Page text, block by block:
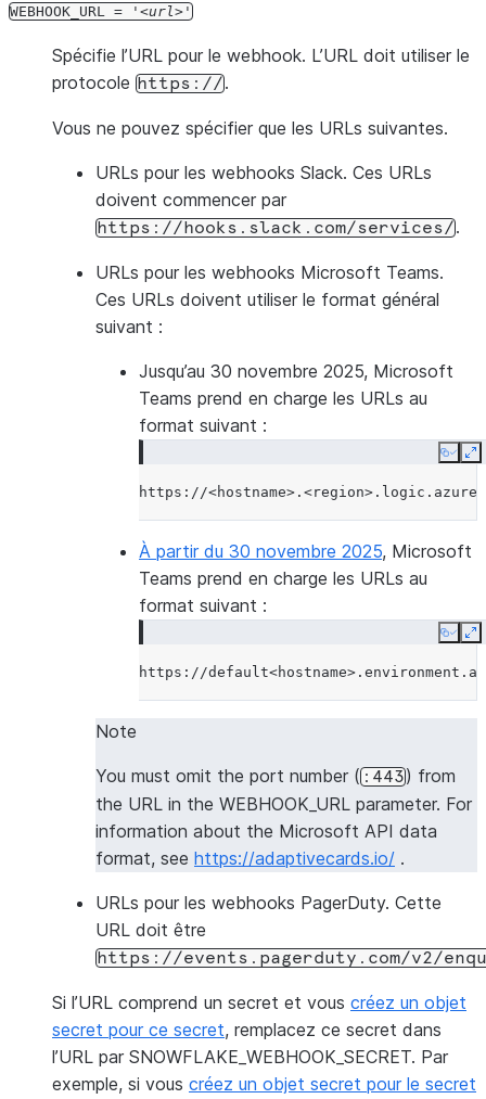
WEBHOOK_URL = ' url '
Spécifie l’URL pour le webhook. L’URL doit utiliser le
protocole https://.
Vous ne pouvez spécifier que les URLs suivantes.
URLs pour les webhooks Slack. Ces URLs
doivent commencer par
https://hooks.slack.com/services/.
URLs pour les webhooks Microsoft Teams.
Ces URLs doivent utiliser le format général
suivant :
Jusqu’au 30 novembre 2025, Microsoft
Teams prend en charge les URLs au
format suivant :
Copy
À partir du 30 novembre 2025, Microsoft
Teams prend en charge les URLs au
format suivant :
Copy
Note
You must omit the port number (:443) from
the URL in the WEBHOOK_URL parameter. For
information about the Microsoft API data
format, see https://adaptivecards.io/ .
URLs pour les webhooks PagerDuty. Cette
URL doit être
https://events.pagerduty.com/v2/
Si l’URL comprend un secret et vous créez un objet
secret pour ce secret, remplacez ce secret dans
l’URL par SNOWFLAKE_WEBHOOK_SECRET. Par
exemple, si vous créez un objet secret pour le secret